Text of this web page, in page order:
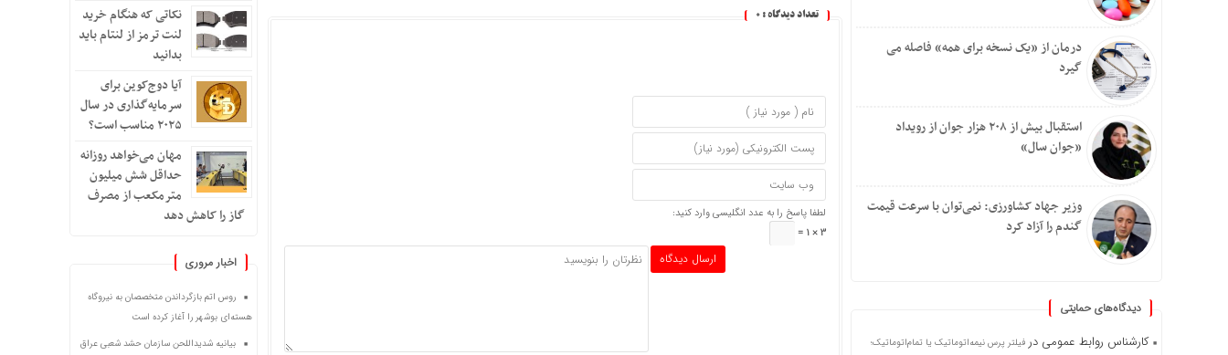
درمان از «یک نسخه برای همه» فاصله می
گیرد
استقبال بیش از ۲۰۸ هزار جوان از رویداد
«جوان سال»
وزیر جهاد کشاورزی: نمی‌توان با سرعت قیمت
گندم را آزاد کرد
دیدگاه‌های حمایتی
کارشناس روابط عمومی در فیلتر پرس نیمه‌اتوماتیک یا تمام‌اتوماتیک؛
تعداد دیدگاه : 0
لطفا پاسخ را به عدد انگلیسی وارد کنید:
3 × 1 =
نکاتی که هنگام خرید
لنت ترمز از لنتام باید
بدانید
آیا دوج‌کوین برای
سرمایه‌گذاری در سال
۲۰۲۵ مناسب است؟
مهان می‌خواهد روزانه
حداقل شش میلیون
مترمکعب از مصرف
گاز را کاهش دهد
اخبار مروری
روس اتم بازگرداندن متخصصان به نیروگاه
هسته‌ای بوشهر را آغاز کرده است
بیانیه شدیداللحن سازمان حشد شعبی عراق